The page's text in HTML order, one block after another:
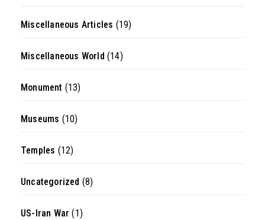
Miscellaneous Articles (19)
Miscellaneous World (14)
Monument (13)
Museums (10)
Temples (12)
Uncategorized (8)
US-Iran War (1)